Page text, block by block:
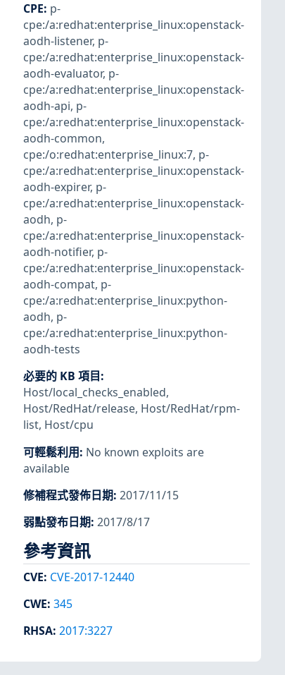
CPE: p-
cpe:/a:redhat:enterprise_linux:openstack-
aodh-listener, p-
cpe:/a:redhat:enterprise_linux:openstack-
aodh-evaluator, p-
cpe:/a:redhat:enterprise_linux:openstack-
aodh-api, p-
cpe:/a:redhat:enterprise_linux:openstack-
aodh-common,
cpe:/o:redhat:enterprise_linux:7, p-
cpe:/a:redhat:enterprise_linux:openstack-
aodh-expirer, p-
cpe:/a:redhat:enterprise_linux:openstack-
aodh, p-
cpe:/a:redhat:enterprise_linux:openstack-
aodh-notifier, p-
cpe:/a:redhat:enterprise_linux:openstack-
aodh-compat, p-
cpe:/a:redhat:enterprise_linux:python-
aodh, p-
cpe:/a:redhat:enterprise_linux:python-
aodh-tests
必要的 KB 項目:
Host/local_checks_enabled,
Host/RedHat/release, Host/RedHat/rpm-
list, Host/cpu
可輕鬆利用: No known exploits are
available
修補程式發佈日期: 2017/11/15
弱點發布日期: 2017/8/17
參考資訊
CVE: CVE-2017-12440
CWE: 345
RHSA: 2017:3227